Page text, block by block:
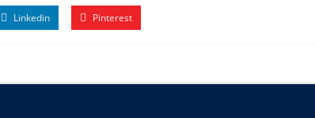
Linkedin Pinterest